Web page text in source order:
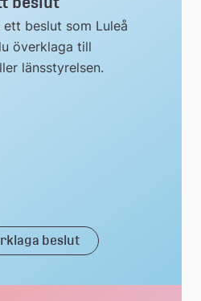
beslut som Luleå
överklaga till
länsstyrelsen.
beslut